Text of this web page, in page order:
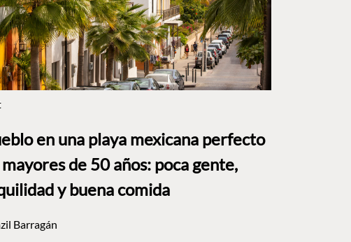
en una playa mexicana perfecto
de 50 años: poca gente,
y buena comida
Barragán